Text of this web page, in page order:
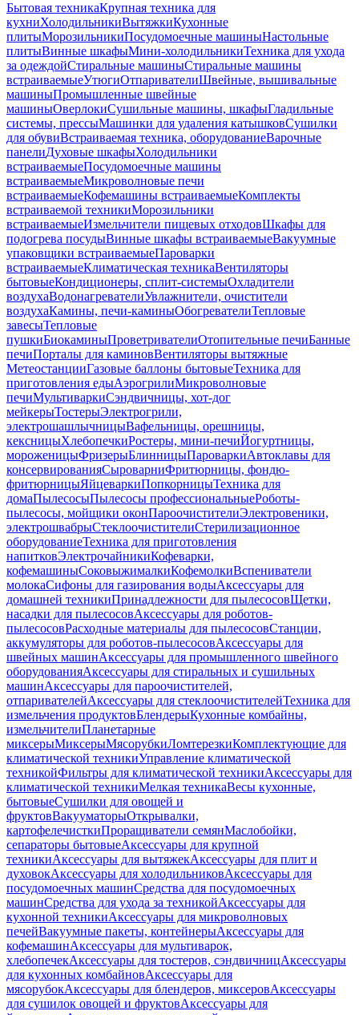
Бытовая техникаКрупная техника для
кухниХолодильникиВытяжкиКухонные
плитыМорозильникиПосудомоечные машиныНастольные
плитыВинные шкафыМини-холодильникиТехника для ухода
за одеждойСтиральные машиныСтиральные машины
встраиваемыеУтюгиОтпаривателиШвейные, вышивальные
машиныПромышленные швейные
машиныОверлокиСушильные машины, шкафыГладильные
системы, прессыМашинки для удаления катышковСушилки
для обувиВстраиваемая техника, оборудованиеВарочные
панелиДуховые шкафыХолодильники
встраиваемыеПосудомоечные машины
встраиваемыеМикроволновые печи
встраиваемыеКофемашины встраиваемыеКомплекты
встраиваемой техникиМорозильники
встраиваемыеИзмельчители пищевых отходовШкафы для
подогрева посудыВинные шкафы встраиваемыеВакуумные
упаковщики встраиваемыеПароварки
встраиваемыеКлиматическая техникаВентиляторы
бытовыеКондиционеры, сплит-системыОхладители
воздухаВодонагревателиУвлажнители, очистители
воздухаКамины, печи-каминыОбогревателиТепловые
завесыТепловые
пушкиБиокаминыПроветривателиОтопительные печиБанные
печиПорталы для каминовВентиляторы вытяжные
МетеостанцииГазовые баллоны бытовыеТехника для
приготовления едыАэрогрилиМикроволновые
печиМультиваркиСэндвичницы, хот-дог
мейкерыТостерыЭлектрогрили,
электрошашлычницыВафельницы, орешницы,
кексницыХлебопечкиРостеры, мини-печиЙогуртницы,
мороженицыФризерыБлинницыПароваркиАвтоклавы для
консервированияСыроварниФритюрницы, фондю-
фритюрницыЯйцеваркиПопкорницыТехника для
домаПылесосыПылесосы профессиональныеРоботы-
пылесосы, мойщики оконПароочистителиЭлектровеники,
электрошвабрыСтеклоочистителиСтерилизационное
оборудованиеТехника для приготовления
напитковЭлектрочайникиКофеварки,
кофемашиныСоковыжималкиКофемолкиВспениватели
молокаСифоны для газирования водыАксессуары для
домашней техникиПринадлежности для пылесосовЩетки,
насадки для пылесосовАксессуары для роботов-
пылесосовРасходные материалы для пылесосовСтанции,
аккумуляторы для роботов-пылесосовАксессуары для
швейных машинАксессуары для промышленного швейного
оборудованияАксессуары для стиральных и сушильных
машинАксессуары для пароочистителей,
отпаривателейАксессуары для стеклоочистителейТехника для
измельчения продуктовБлендерыКухонные комбайны,
измельчителиПланетарные
миксерыМиксерыМясорубкиЛомтерезкиКомплектующие для
климатической техникиУправление климатической
техникойФильтры для климатической техникиАксессуары для
климатической техникиМелкая техникаВесы кухонные,
бытовыеСушилки для овощей и
фруктовВакууматорыОткрывалки,
картофелечисткиПроращиватели семянМаслобойки,
сепараторы бытовыеАксессуары для крупной
техникиАксессуары для вытяжекАксессуары для плит и
духовокАксессуары для холодильниковАксессуары для
посудомоечных машинСредства для посудомоечных
машинСредства для ухода за техникойАксессуары для
кухонной техникиАксессуары для микроволновых
печейВакуумные пакеты, контейнерыАксессуары для
кофемашинАксессуары для мультиварок,
хлебопечекАксессуары для тостеров, сэндвичницАксессуары
для кухонных комбайновАксессуары для
мясорубокАксессуары для блендеров, миксеровАксессуары
для сушилок овощей и фруктовАксессуары для